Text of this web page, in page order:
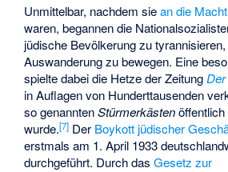
Unmittelbar, nachdem siean die
waren, begannen die
jüdische Bevölkerung zu
Auswanderung zu bewegen. Eine
spielte dabei die Hetze der Zeitung
in Auflagen von Hunderttausenden
so genanntenStürmerkästen
wurde.[7] Der Boykott jüdischer
erstmals am 1. April 1933
durchgeführt. Durch dasGesetz zur